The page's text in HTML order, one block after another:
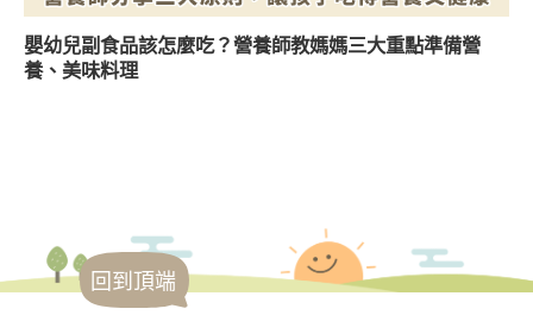
嬰幼兒副食品該怎麼吃？營養師教媽媽三大重點準備營
養、美味料理
回到頂端